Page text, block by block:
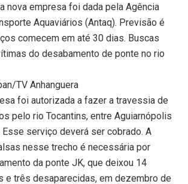
nova empresa foi dada pela Agência
Aquaviários (Antaq). Previsão é
comecem em até 30 dias. Buscas
do desabamento de ponte no rio
TV Anhanguera
foi autorizada a fazer a travessia de
pelo rio Tocantins, entre Aguiarnópolis
serviço deverá ser cobrado. A
nesse trecho é necessária por
da ponte JK, que deixou 14
e três desaparecidas, em dezembro de